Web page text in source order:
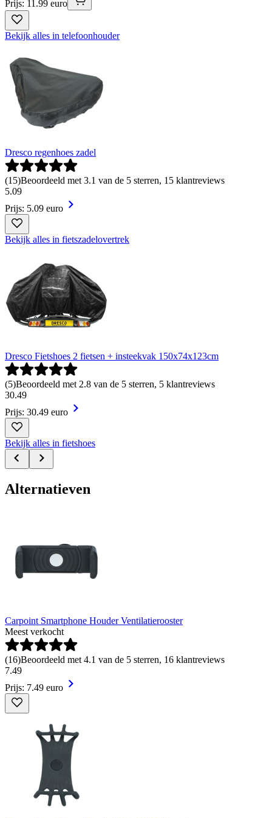
Prijs: 11.99 euro
Bekijk alles in telefoonhouder
Dresco regenhoes zadel
(15)Beoordeeld met 3.1 van de 5 sterren, 15 klantreviews
5.09
Prijs: 5.09 euro
Bekijk alles in fietszadelovertrek
Dresco Fietshoes 2 fietsen + insteekvak 150x74x123cm
(5)Beoordeeld met 2.8 van de 5 sterren, 5 klantreviews
30.49
Prijs: 30.49 euro
Bekijk alles in fietshoes
Alternatieven
Carpoint Smartphone Houder Ventilatierooster
Meest verkocht
(16)Beoordeeld met 4.1 van de 5 sterren, 16 klantreviews
7.49
Prijs: 7.49 euro